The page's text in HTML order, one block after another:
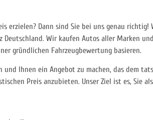
erzielen? Dann sind Sie bei uns genau richtig!
Deutschland. Wir kaufen Autos aller Marken
gründlichen Fahrzeugbewertung basieren.
Ihnen ein Angebot zu machen, das dem
Preis anzubieten. Unser Ziel ist es, Sie